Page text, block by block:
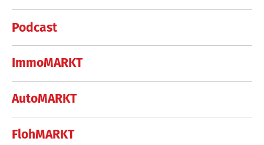
Podcast
ImmoMARKT
AutoMARKT
FlohMARKT